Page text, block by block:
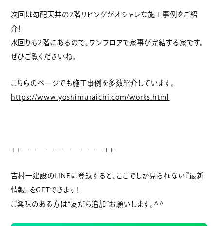
次回は勾配天井の2階リビングがオシャレな施工事例をご紹
介！
水回りも2階にあるので、ワンフロアで家事が完結する家です。
ぜひご覧くださいね。
こちらのページでも施工事例を多数紹介しています。
https://www.yoshimuraichi.com/works.html
++——————————++
吉村一建設のLINEに登録すると、ここでしか見られない『最新
情報』をGETできます！
ご興味のある方は“友だち追加”お願いします。^^